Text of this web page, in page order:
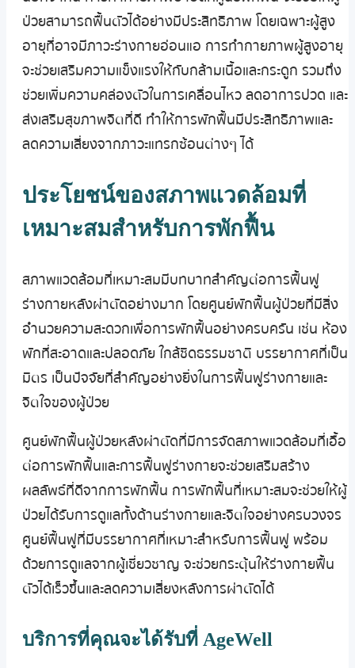
ป่วยสามารถฟื้นตัวได้อย่างมีประสิทธิภาพ โดยเฉพาะผู้สูง
อายุที่อาจมีภาวะร่างกายอ่อนแอ การทำกายภาพผู้สูงอายุ
จะช่วยเสริมความแข็งแรงให้กับกล้ามเนื้อและกระดูก รวมถึง
ช่วยเพิ่มความคล่องตัวในการเคลื่อนไหว ลดอาการปวด และ
ส่งเสริมสุขภาพจิตที่ดี ทำให้การพักฟื้นมีประสิทธิภาพและ
ลดความเสี่ยงจากภาวะแทรกซ้อนต่างๆ ได้
ประโยชน์ของสภาพแวดล้อมที่
เหมาะสมสำหรับการพักฟื้น
สภาพแวดล้อมที่เหมาะสมมีบทบาทสำคัญต่อการฟื้นฟู
ร่างกายหลังผ่าตัดอย่างมาก โดยศูนย์พักฟื้นผู้ป่วยที่มีสิ่ง
อำนวยความสะดวกเพื่อการพักฟื้นอย่างครบครัน เช่น ห้อง
พักที่สะอาดและปลอดภัย ใกล้ชิดธรรมชาติ บรรยากาศที่เป็น
มิตร เป็นปัจจัยที่สำคัญอย่างยิ่งในการฟื้นฟูร่างกายและ
จิตใจของผู้ป่วย
ศูนย์พักฟื้นผู้ป่วยหลังผ่าตัดที่มีการจัดสภาพแวดล้อมที่เอื้อ
ต่อการพักฟื้นและการฟื้นฟูร่างกายจะช่วยเสริมสร้าง
ผลลัพธ์ที่ดีจากการพักฟื้น การพักฟื้นที่เหมาะสมจะช่วยให้ผู้
ป่วยได้รับการดูแลทั้งด้านร่างกายและจิตใจอย่างครบวงจร
ศูนย์ฟื้นฟูที่มีบรรยากาศที่เหมาะสำหรับการฟื้นฟู พร้อม
ด้วยการดูแลจากผู้เชี่ยวชาญ จะช่วยกระตุ้นให้ร่างกายฟื้น
ตัวได้เร็วขึ้นและลดความเสี่ยงหลังการผ่าตัดได้
บริการที่คุณจะได้รับที่ AgeWell